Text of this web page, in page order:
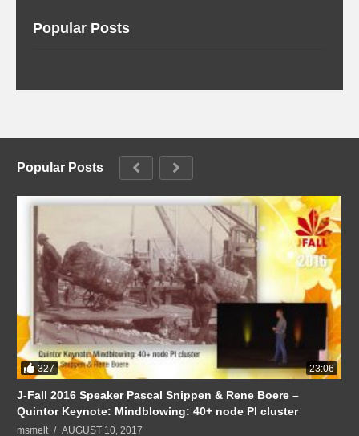
Popular Posts
Popular Posts
327 23:06
J-Fall 2016 Speaker Pascal Snippen & Rene Boere –
Quintor Keynote: Mindblowing: 40+ node PI cluster
msmelt AUGUST 10, 2017